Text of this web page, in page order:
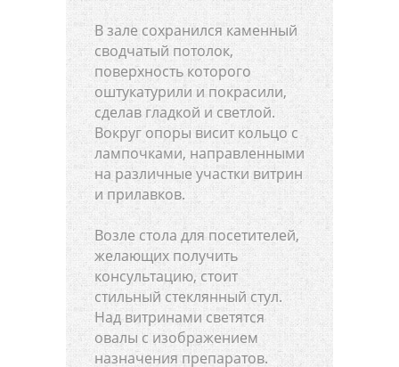
В зале сохранился каменный
сводчатый потолок,
поверхность которого
оштукатурили и покрасили,
сделав гладкой и светлой.
Вокруг опоры висит кольцо с
лампочками, направленными
на различные участки витрин
и прилавков.
Возле стола для посетителей,
желающих получить
консультацию, стоит
стильный стеклянный стул.
Над витринами светятся
овалы с изображением
назначения препаратов.